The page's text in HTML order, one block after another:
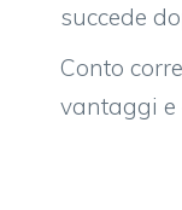
succede
Conto
vantaggi e